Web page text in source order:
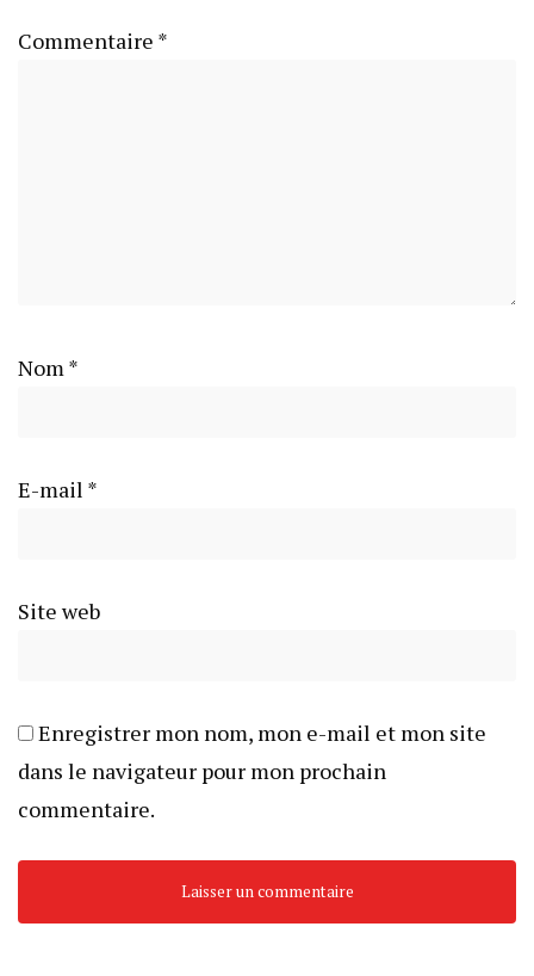
Commentaire *
Nom *
E-mail *
Site web
Enregistrer mon nom, mon e-mail et mon site
dans le navigateur pour mon prochain
commentaire.